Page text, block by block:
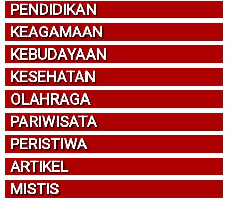
PENDIDIKAN
KEAGAMAAN
KEBUDAYAAN
KESEHATAN
OLAHRAGA
PARIWISATA
PERISTIWA
ARTIKEL
MISTIS